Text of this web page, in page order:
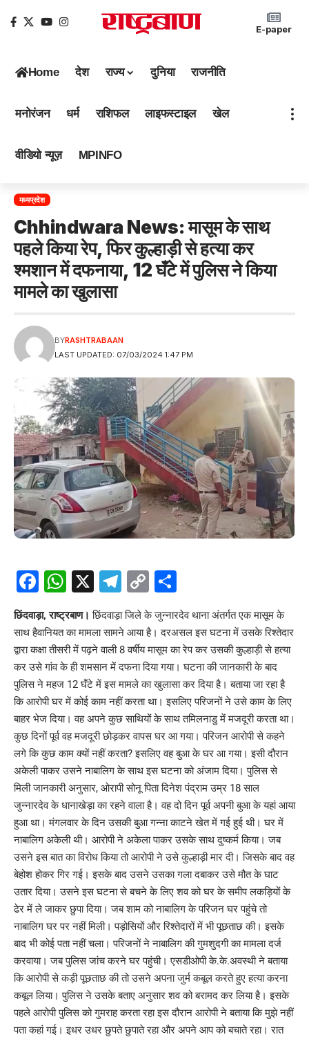
E-paper
Home देश राज्य दुनिया राजनीति
मनोरंजन धर्म राशिफल लाइफस्टाइल खेल
वीडियो न्यूज़ MPINFO
मध्यप्रदेश
Chhindwara News: मासूम के साथ
पहले किया रेप, फिर कुल्हाड़ी से हत्या कर
श्मशान में दफनाया, 12 घँटे में पुलिस ने किया
मामले का खुलासा
LAST UPDATED: 07/03/2024 1:47 PM
BYRASHTRABAAN
Facebook
WhatsApp
X Telegram
Copy
Link
छिंदवाड़ा, राष्ट्रबाण। छिंदवाड़ा जिले के जुन्नारदेव थाना अंतर्गत एक मासूम के
साथ हैवानियत का मामला सामने आया है। दरअसल इस घटना में उसके रिश्तेदार
द्वारा कक्षा तीसरी में पढ़ने वाली 8 वर्षीय मासूम का रेप कर उसकी कुल्हाड़ी से हत्या
कर उसे गांव के ही शमसान में दफना दिया गया। घटना की जानकारी के बाद
पुलिस ने महज 12 घँटे में इस मामले का खुलासा कर दिया है। बताया जा रहा है
कि आरोपी घर में कोई काम नहीं करता था। इसलिए परिजनों ने उसे काम के लिए
बाहर भेज दिया। वह अपने कुछ साथियों के साथ तमिलनाडु में मजदूरी करता था।
कुछ दिनों पूर्व वह मजदूरी छोड़कर वापस घर आ गया। परिजन आरोपी से कहने
लगे कि कुछ काम क्यों नहीं करता? इसलिए वह बुआ के घर आ गया। इसी दौरान
अकेली पाकर उसने नाबालिग के साथ इस घटना को अंजाम दिया। पुलिस से
मिली जानकारी अनुसार, ओरापी सोनू पिता दिनेश पंद्राम उम्र 18 साल
जुन्नारदेव के धानाखेड़ा का रहने वाला है। वह दो दिन पूर्व अपनी बुआ के यहां आया
हुआ था। मंगलवार के दिन उसकी बुआ गन्ना काटने खेत में गई हुई थी। घर में
नाबालिग अकेली थी। आरोपी ने अकेला पाकर उसके साथ दुष्कर्म किया। जब
उसने इस बात का विरोध किया तो आरोपी ने उसे कुल्हाड़ी मार दी। जिसके बाद वह
बेहोश होकर गिर गई। इसके बाद उसने उसका गला दबाकर उसे मौत के घाट
उतार दिया। उसने इस घटना से बचने के लिए शव को घर के समीप लकड़ियों के
ढेर में ले जाकर छुपा दिया। जब शाम को नाबालिग के परिजन घर पहुंचे तो
नाबालिग घर पर नहीं मिली। पड़ोसियों और रिश्तेदारों में भी पूछताछ की। इसके
बाद भी कोई पता नहीं चला। परिजनों ने नाबालिग की गुमशुदगी का मामला दर्ज
करवाया। जब पुलिस जांच करने घर पहुंची। एसडीओपी के.के.अवस्थी ने बताया
कि आरोपी से कड़ी पूछताछ की तो उसने अपना जुर्म कबूल करते हुए हत्या करना
कबूल लिया। पुलिस ने उसके बताए अनुसार शव को बरामद कर लिया है। इसके
पहले आरोपी पुलिस को गुमराह करता रहा इस दौरान आरोपी ने बताया कि मुझे नहीं
पता कहां गई। इधर उधर छुपते छुपाते रहा और अपने आप को बचाते रहा। रात